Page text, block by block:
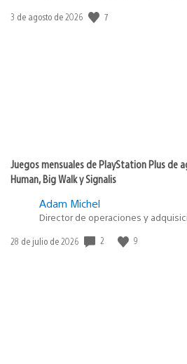
Fecha
3 de agosto de 2026 7
Juegos mensuales de PlayStation Plus de
Human, Big Walk y Signalis
Adam Michel
Director de operaciones y
Fecha
28 de julio de 2026 2 9